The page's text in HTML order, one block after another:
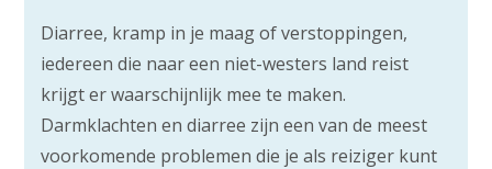
Diarree, kramp in je maag of verstoppingen,
iedereen die naar een niet-westers land reist
krijgt er waarschijnlijk mee te maken.
Darmklachten en diarree zijn een van de meest
voorkomende problemen die je als reiziger kunt